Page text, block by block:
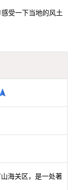
受一下当地的风土
海关区，是一处著